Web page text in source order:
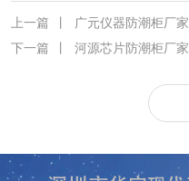
上一篇
广元仪器防潮柜厂家
下一篇
河源芯片防潮柜厂家